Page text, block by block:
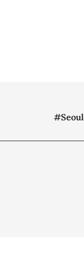
#Seoul